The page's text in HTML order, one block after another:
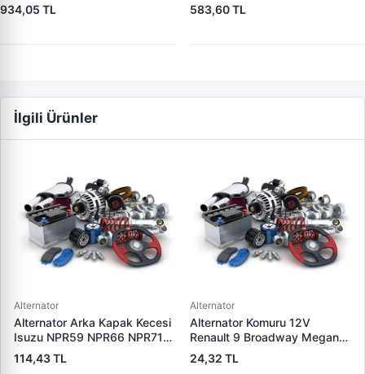
00>06 | ZEN 5403 | OEM
F00M991078 YC1T10A352AC
934,05 TL
1,9TDI Mercedes Benz Skoda
Seat Alhambra | ZEN 5352 |
583,60 TL
İlgili Ürünler
Alternator
Alternator Arka Kapak Kecesi
Isuzu NPR59 NPR66 NPR71
Nqr Nkr KS22 MD27 Turkuaz
15×32×7.5 | CDF 88310 |
114,43 TL
Alternator
Alternator Komuru 12V
Renault 9 Broadway Megane
Clio | SUNKI PX 60
24,32 TL